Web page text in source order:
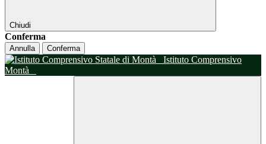
Chiudi
Conferma
Annulla Conferma
Istituto Comprensivo
Montà